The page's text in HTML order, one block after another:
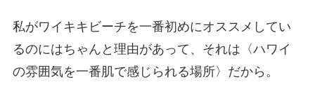
私がワイキキビーチを一番初めにオススメしてい
るのにはちゃんと理由があって、それは〈ハワイ
の雰囲気を一番肌で感じられる場所〉だから。